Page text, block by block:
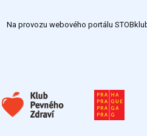
Na provozu webového portálu